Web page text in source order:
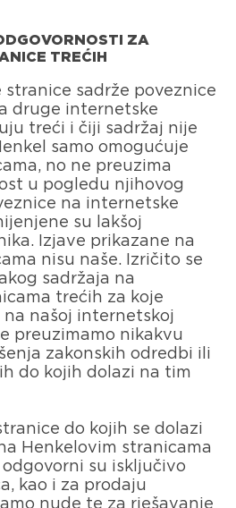
ZA
TREĆIH
sadrže poveznice
druge internetske
treći i čiji sadržaj nije
samo omogućuje
no ne preuzima
u pogledu njihovog
na internetske
su lakšoj
Izjave prikazane na
nisu naše. Izričito se
sadržaja na
trećih za koje
našoj internetskoj
preuzimamo nikakvu
zakonskih odredbi ili
do kojih dolazi na tim
do kojih se dolazi
Henkelovim stranicama
su isključivo
kao i za prodaju
nude te za rješavanje